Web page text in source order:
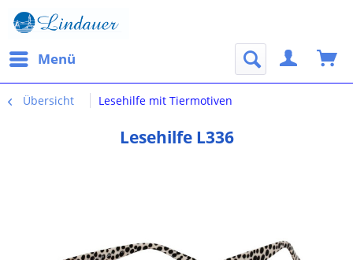
Menü
Übersicht Lesehilfe mit Tiermotiven
Lesehilfe L336